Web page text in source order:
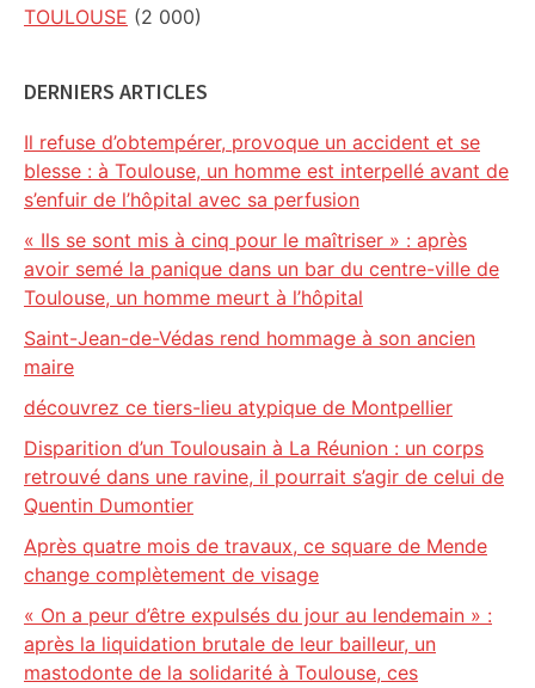
TOULOUSE (2 000)
DERNIERS ARTICLES
Il refuse d’obtempérer, provoque un accident et se
blesse : à Toulouse, un homme est interpellé avant de
s’enfuir de l’hôpital avec sa perfusion
« Ils se sont mis à cinq pour le maîtriser » : après
avoir semé la panique dans un bar du centre-ville de
Toulouse, un homme meurt à l’hôpital
Saint-Jean-de-Védas rend hommage à son ancien
maire
découvrez ce tiers-lieu atypique de Montpellier
Disparition d’un Toulousain à La Réunion : un corps
retrouvé dans une ravine, il pourrait s’agir de celui de
Quentin Dumontier
Après quatre mois de travaux, ce square de Mende
change complètement de visage
« On a peur d’être expulsés du jour au lendemain » :
après la liquidation brutale de leur bailleur, un
mastodonte de la solidarité à Toulouse, ces